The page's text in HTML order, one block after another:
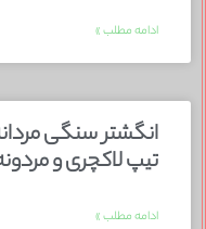
ادامه مطلب »
تیپ لاکچری و
ادامه مطلب »